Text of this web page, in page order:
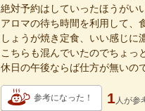
絶対予約はしていったほうがい
アロマの待ち時間を利用して、
しょうが焼き定食、いい感じに
こちらも混んでいたのでちょっ
休日の午後ならば仕方が無いの
参考になった！ 1 人が参